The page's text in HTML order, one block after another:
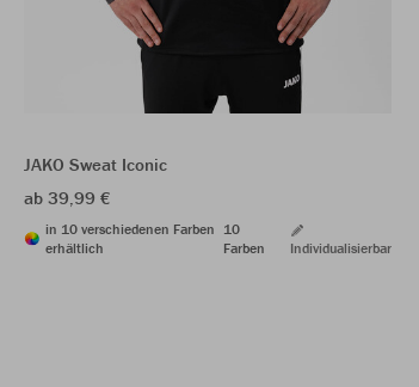
JAKO Sweat Iconic
ab 39,99 €
in 10 verschiedenen Farben
erhältlich
10
Farben
Individualisierbar